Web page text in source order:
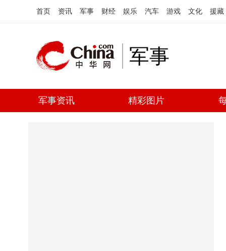
首页 资讯 军事 财经 娱乐 汽车 游戏 文化 援藏
军事
军事资讯 精彩图片